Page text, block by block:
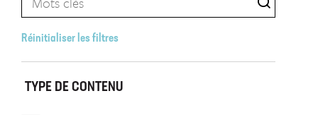
Réinitialiser les filtres
TYPE DE CONTENU